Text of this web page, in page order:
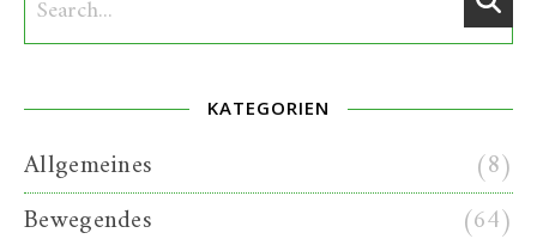
KATEGORIEN
Allgemeines
(8)
Bewegendes
(64)